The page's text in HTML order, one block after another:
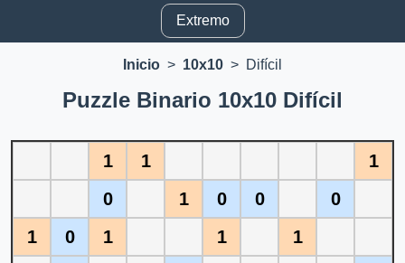
Extremo
Inicio > 10x10 > Difícil
Puzzle Binario 10x10 Difícil
1 1
1
0
1 0 0
0
1
0 1 1
1